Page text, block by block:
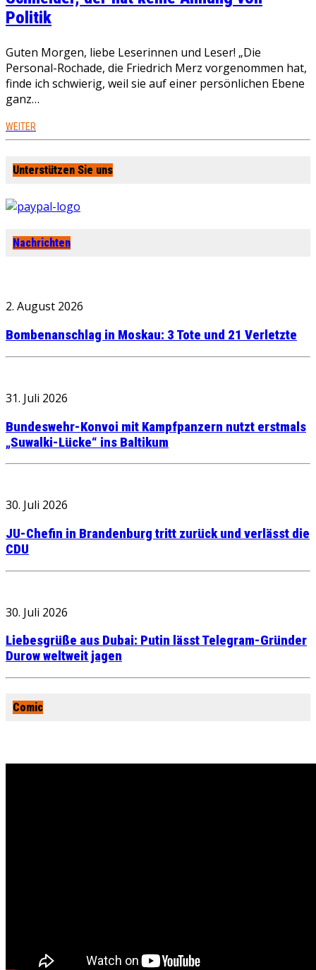
Politik
Guten Morgen, liebe Leserinnen und Leser! „Die
Personal-Rochade, die Friedrich Merz vorgenommen hat,
finde ich schwierig, weil sie auf einer persönlichen Ebene
ganz…
WEITER
Unterstützen Sie uns
Nachrichten
2. August 2026
Bombenanschlag in Moskau: 3 Tote und 21 Verletzte
31. Juli 2026
Bundeswehr-Konvoi mit Kampfpanzern nutzt erstmals
„Suwalki-Lücke“ ins Baltikum
30. Juli 2026
JU-Chefin in Brandenburg tritt zurück und verlässt die
CDU
30. Juli 2026
Liebesgrüße aus Dubai: Putin lässt Telegram-Gründer
Durow weltweit jagen
Comic